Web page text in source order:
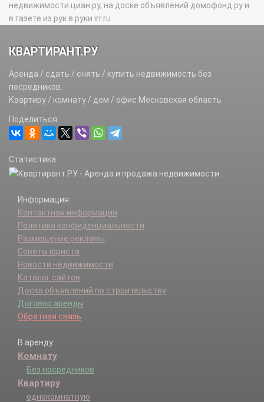
недвижимости циан.ру, на доске объявлений домофонд.ру и
в газете из рук в руки irr.ru
КВАРТИРАНТ.РУ
Аренда / сдать / снять / купить недвижимость без
посредников.
Квартиру / комнату / дом / офис Московская область
Поделиться:
Статистика:
Информация:
Контактная информация
Политика конфиденциальности
Размещение рекламы
Советы юриста
Новости недвижимости
Каталог сайтов
Доска объявлений по строительству
Договор аренды
Обратная связь
В аренду:
Комнату
Без посредников
Квартиру
однокомнатную